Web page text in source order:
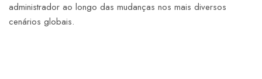
administrador ao longo das mudanças nos mais diversos
cenários globais.